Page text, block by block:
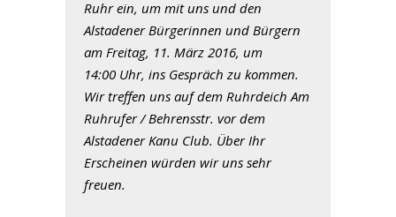
Ruhr ein, um mit uns und den
Alstadener Bürgerinnen und Bürgern
am Freitag, 11. März 2016, um
14:00 Uhr, ins Gespräch zu kommen.
Wir treffen uns auf dem Ruhrdeich Am
Ruhrufer / Behrensstr. vor dem
Alstadener Kanu Club. Über Ihr
Erscheinen würden wir uns sehr
freuen.